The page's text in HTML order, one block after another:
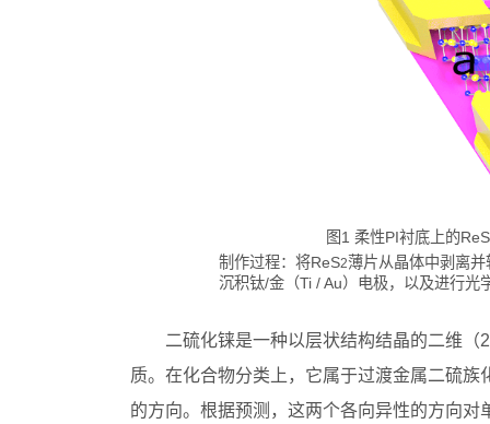
图1 柔性PI衬底上的ReS
制作过程：将ReS2薄片从晶体中剥离
沉积钛/金（Ti / Au）电极，以及进行光
二硫化铼是一种以层状结构结晶的二维
质。在化合物分类上，它属于过渡金属二硫
的方向。根据预测，这两个各向异性的方向